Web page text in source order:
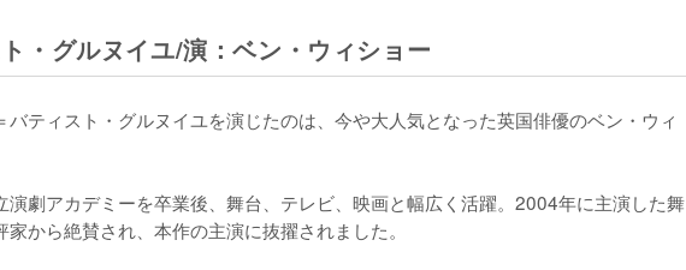
・グルヌイユ/演：ベン・ウィショー
ティスト・グルヌイユを演じたのは、今や大人気となった英国俳優のベン・ウィ
演劇アカデミーを卒業後、舞台、テレビ、映画と幅広く活躍。2004年に主演した舞
から絶賛され、本作の主演に抜擢されました。